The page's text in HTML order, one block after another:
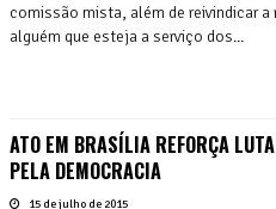
comissão mista, além de reivindicar
alguém que esteja a serviço dos...
ATO EM BRASÍLIA REFORÇA
PELA DEMOCRACIA
15 de julho de 2015